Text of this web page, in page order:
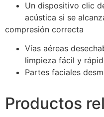
Un dispositivo clic
acústica si se
compresión correcta
Vías aéreas
limpieza fácil y
Partes faciales
Productos